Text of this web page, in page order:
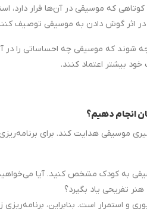
که موسیقی در آن‌ها قرار دارد،
اثر گوش دادن به موسیقی توصیف
شوند که موسیقی چه احساساتی را در
بیشتر اعتماد کنند.
موسیقی هدایت کند. برای
به کودک مشخص کنید. آیا می‌خواهید
تفریحی یاد بگیرد؟
و استمرار است. بنابراین،